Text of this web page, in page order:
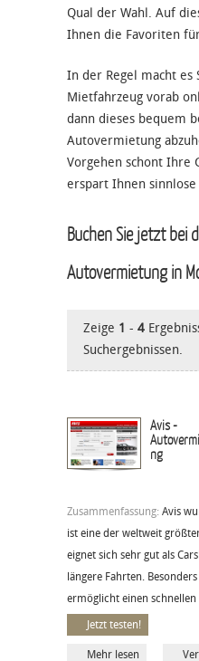
Qual der Wahl. Auf
Ihnen die Favoriten
In der Regel macht es
Mietfahrzeug vorab
dann dieses bequem
Autovermietung
Vorgehen schont Ihre
erspart Ihnen
Buchen Sie jetzt bei
Autovermietung in
Zeige 1 - 4
Suchergebnissen.
Avis -
ng
Zusammenfassung: Avis
ist eine der weltweit
eignet sich sehr gut als
längere Fahrten.
ermöglicht einen schnellen
Jetzt testen!
Mehr lesen